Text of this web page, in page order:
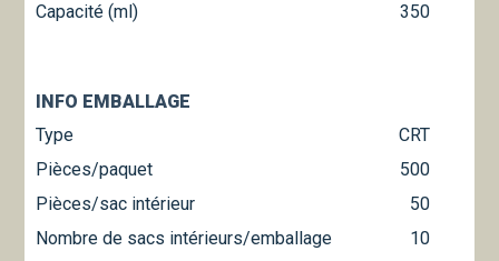
Capacité (ml)
350
INFO EMBALLAGE
Type
CRT
Pièces/paquet
500
Pièces/sac intérieur
50
Nombre de sacs intérieurs/emballage
10